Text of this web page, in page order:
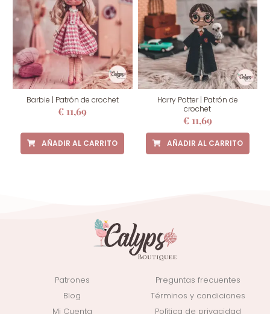
Barbie | Patrón de crochet
€ 11,69
AÑADIR AL CARRITO
Harry Potter | Patrón de
crochet
€11,69
AÑADIR AL CARRITO
Patrones
Blog
Mi Cuenta
Preguntas frecuentes
Términos y condiciones
Política de privacidad